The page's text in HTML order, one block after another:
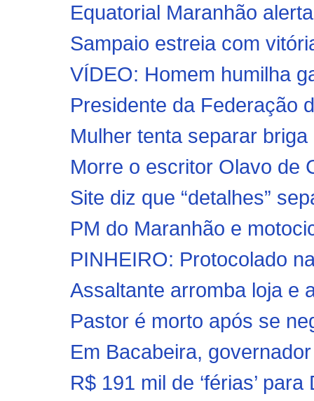
Equatorial Maranhão
Sampaio estreia com
VÍDEO: Homem humilha
Presidente da Federação
Mulher tenta separar
Morre o escritor Olavo de
Site diz que “detalhes”
PM do Maranhão e
PINHEIRO: Protocolado
Assaltante arromba loja e
Pastor é morto após se
Em Bacabeira,
R$ 191 mil de ‘férias’